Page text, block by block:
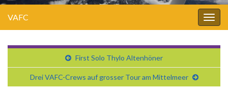
VAFC
First Solo Thylo Altenhöner
Drei VAFC-Crews auf grosser Tour am Mittelmeer